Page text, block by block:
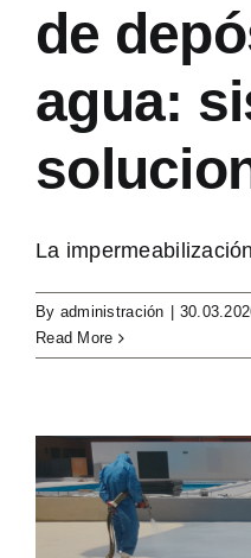
de
agua:
La
By administración
Read More